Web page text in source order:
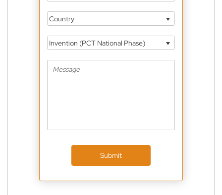
Country
Invention (PCT National Phase)
Submit